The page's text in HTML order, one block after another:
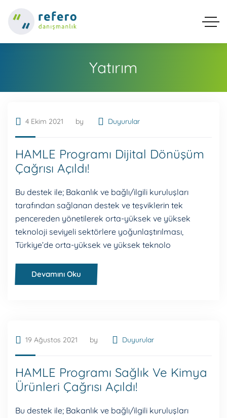
Yatırım
4 Ekim 2021 by Duyurular
HAMLE Programı Dijital Dönüşüm
Çağrısı Açıldı!
Bu destek ile; Bakanlık ve bağlı/ilgili kuruluşları
tarafından sağlanan destek ve teşviklerin tek
pencereden yönetilerek orta-yüksek ve yüksek
teknoloji seviyeli sektörlere yoğunlaştırılması,
Türkiye’de orta-yüksek ve yüksek teknolo
Devamını Oku
19 Ağustos 2021 by Duyurular
HAMLE Programı Sağlık Ve Kimya
Ürünleri Çağrısı Açıldı!
Bu destek ile; Bakanlık ve bağlı/ilgili kuruluşları